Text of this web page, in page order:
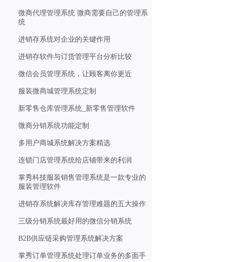
微商代理管理系统 微商需要自己的管理系
统
进销存系统对企业的关键作用
进销存软件与订货管理平台分析比较
微信会员管理系统，让顾客离你更近
服装微商城管理系统定制
新零售仓库管理系统_新零售管理软件
微商分销系统功能定制
多用户商城系统解决方案精选
连锁门店管理系统给店铺带来的利润
掌秀科技服装销售管理系统是一款专业的
服装管理软件
进销存系统解决库存管理难题的五大操作
三级分销系统最好用的微信分销系统
B2B供应链采购管理系统解决方案
掌秀订单管理系统处理订单业务的多面手